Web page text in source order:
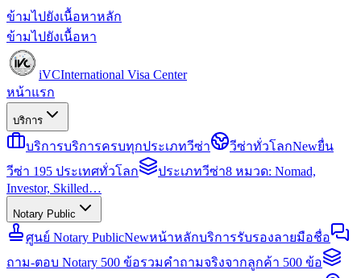
ข้ามไปยังเนื้อหาหลัก
ข้ามไปยังเนื้อหา
iVCInternational Visa Center
หน้าแรก
บริการ
บริการบริการครบทุกประเภทวีซ่า วีซ่าทั่วโลกNewยื่น
วีซ่า 195 ประเทศทั่วโลก
ประเภทวีซ่า8 หมวด: Nomad,
Investor, Skilled…
Notary Public
ศูนย์ Notary PublicNewหน้าหลักบริการรับรองลายมือชื่อ
ถาม-ตอบ Notary 500 ข้อรวมคำถามจริงจากลูกค้า 500 ข้อ